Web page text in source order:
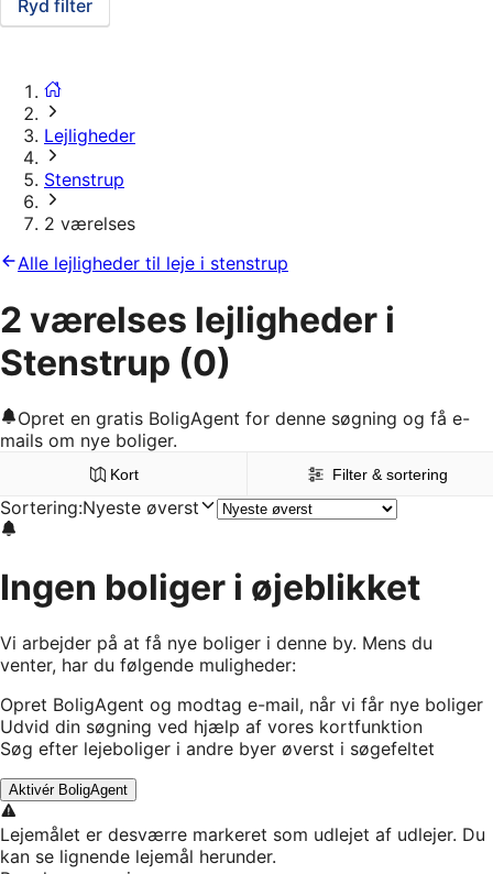
Ryd filter
Lejligheder
Stenstrup
2 værelses
Alle lejligheder til leje i stenstrup
2 værelses lejligheder i
Stenstrup (0)
Opret en gratis BoligAgent for denne søgning og få e-
mails om nye boliger.
Kort Filter & sortering
Sortering:Nyeste øverst
Ingen boliger i øjeblikket
Vi arbejder på at få nye boliger i denne by. Mens du
venter, har du følgende muligheder:
Opret BoligAgent og modtag e-mail, når vi får nye boliger
Udvid din søgning ved hjælp af vores kortfunktion
Søg efter lejeboliger i andre byer øverst i søgefeltet
Aktivér BoligAgent
Lejemålet er desværre markeret som udlejet af udlejer. Du
kan se lignende lejemål herunder.